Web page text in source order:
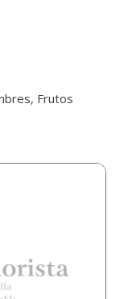
Frutos